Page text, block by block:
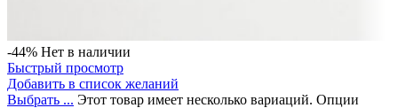
-44% Нет в наличии
Быстрый просмотр
Добавить в список желаний
Выбрать ... Этот товар имеет несколько вариаций. Опции